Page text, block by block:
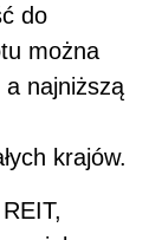
do
można
a najniższą
krajów.